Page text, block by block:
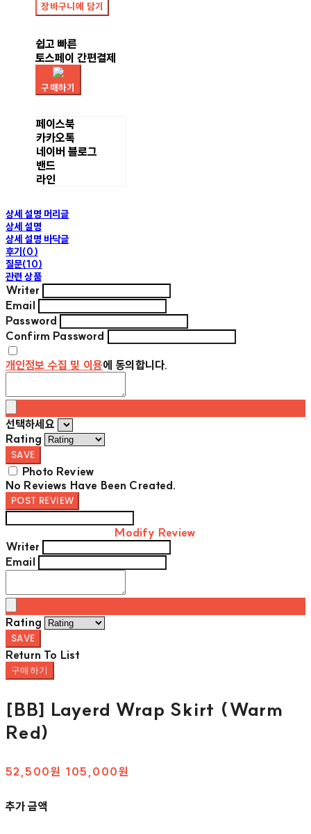
장바구니에 담기
쉽고 빠른
토스페이 간편결제
구매하기
페이스북
카카오톡
네이버 블로그
밴드
라인
상세 설명 머리글
상세 설명
상세 설명 바닥글
후기(0)
질문(10)
관련 상품
Writer
Email
Password
Confirm Password
개인정보 수집 및 이용에 동의합니다.
선택하세요
Rating
SAVE
Photo Review
No Reviews Have Been Created.
POST REVIEW
Modify Review
Writer
Email
Rating
SAVE
Return To List
구매하기
[BB] Layerd Wrap Skirt (Warm
Red)
52,500원 105,000원
추가 금액